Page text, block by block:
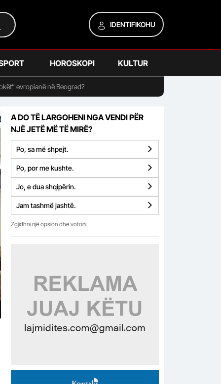
IDENTIFIKOHU
HOROSKOPI KULTUR
evropianë në Beograd?
A DO TË LARGOHENI NGA VENDI PËR
NJË JETË MË TË MIRË?
Po, sa më shpejt.
Po, por me kushte.
Jo, e dua shqipërin.
Jam tashmë jashtë.
Zgjidhni një opsion dhe votoni.